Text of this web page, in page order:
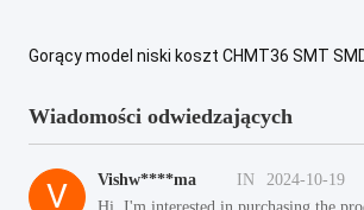
Gorący model niski koszt CHMT36 SMT
Wiadomości odwiedzających
V Vishw****ma IN
2024-10-19
Hi, I'm interested in purchasing the